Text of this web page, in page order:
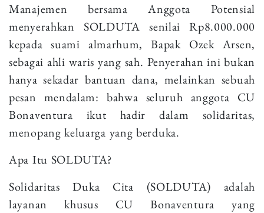
Manajemen bersama Anggota Potensial
menyerahkan SOLDUTA senilai Rp8.000.000
kepada suami almarhum, Bapak Ozek Arsen,
sebagai ahli waris yang sah. Penyerahan ini bukan
hanya sekadar bantuan dana, melainkan sebuah
pesan mendalam: bahwa seluruh anggota CU
Bonaventura ikut hadir dalam solidaritas,
menopang keluarga yang berduka.
Apa Itu SOLDUTA?
Solidaritas Duka Cita (SOLDUTA) adalah
layanan khusus CU Bonaventura yang